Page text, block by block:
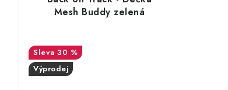
Mesh Buddy zelená
30 %
Výprodej